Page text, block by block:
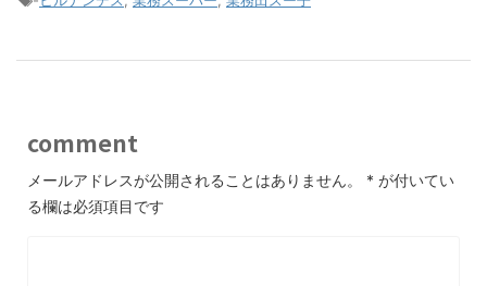
comment
メールアドレスが公開されることはありません。 * が付いてい
る欄は必須項目です